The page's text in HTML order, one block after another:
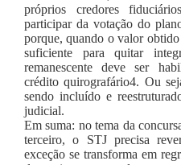
próprios credores
participar da votação do
porque, quando o valor
suficiente para quitar
remanescente deve ser
crédito quirografário4. Ou
sendo incluído e
judicial.
Em suma: no tema da
terceiro, o STJ precisa
exceção se transforma em